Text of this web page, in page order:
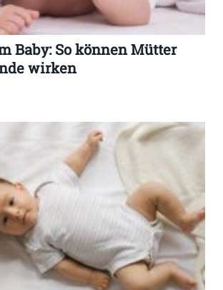
Baby: So können Mütter
wirken